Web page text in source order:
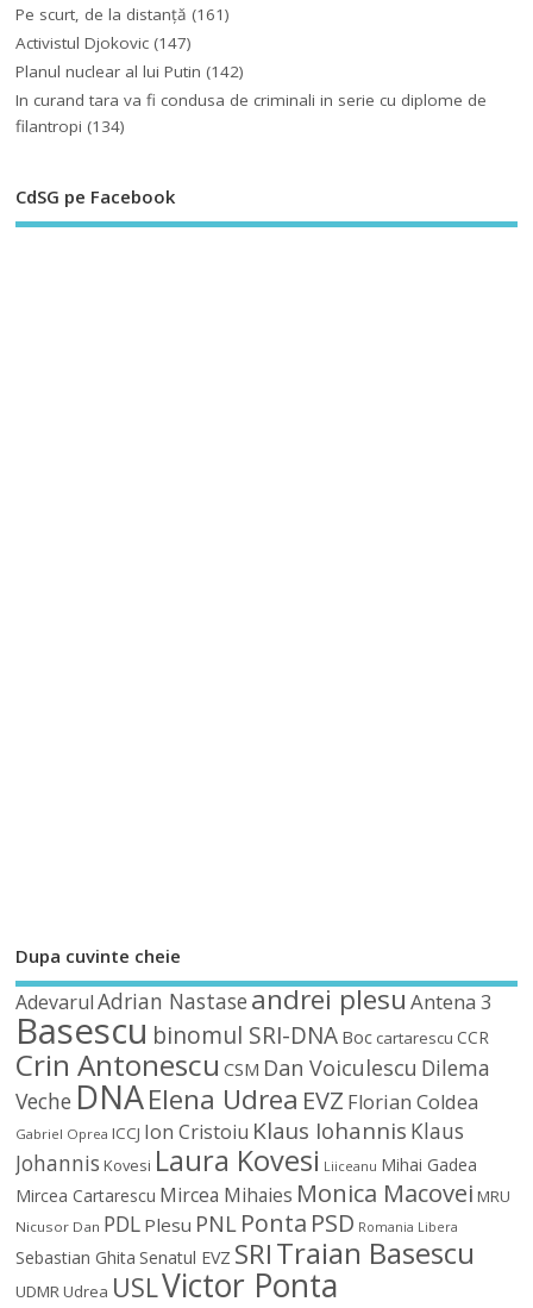
Pe scurt, de la distanță (161)
Activistul Djokovic (147)
Planul nuclear al lui Putin (142)
In curand tara va fi condusa de criminali in serie cu diplome de
filantropi (134)
CdSG pe Facebook
Dupa cuvinte cheie
Adevarul Adrian Nastaseandrei plesuAntena 3
Basescu binomul SRI-DNA Boc cartarescu CCR
Crin Antonescu CSM Dan Voiculescu Dilema
Veche DNAElena Udrea EVZ Florian Coldea
Gabriel Oprea ICCJ Ion Cristoiu Klaus Iohannis Klaus
Johannis Kovesi Laura Kovesi Liiceanu Mihai Gadea
Mircea Cartarescu Mircea Mihaies Monica Macovei MRU
Nicusor Dan PDL Plesu PNL Ponta PSD Romania Libera
Sebastian Ghita Senatul EVZ SRITraian Basescu
UDMRUdrea USLVictor Ponta